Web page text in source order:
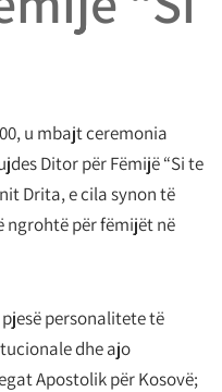
u mbajt ceremonia
Ditor për Fëmijë “Si te
Drita, e cila synon të
ngrohtë për fëmijët në
personalitete të
dhe ajo
Apostolik për Kosovë;